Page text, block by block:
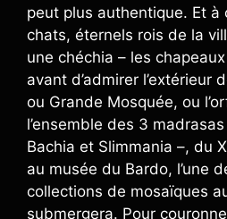
peut plus authentique. Et à
chats, éternels rois de la
une chéchia – les
avant d’admirer l’extérieur
ou Grande Mosquée, ou
l’ensemble des 3
Bachia et Slimmania –, du
au musée du Bardo, l’une
collections de mosaïques
submergera. Pour